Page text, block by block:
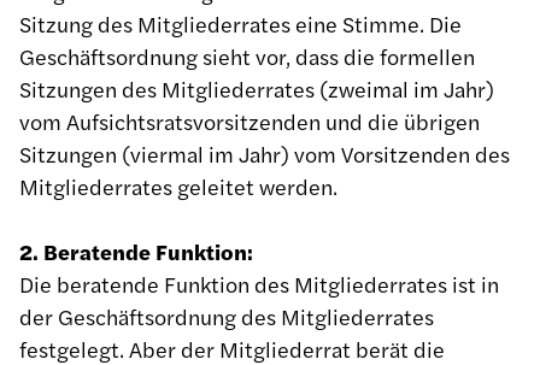
Sitzung des Mitgliederrates eine Stimme. Die
Geschäftsordnung sieht vor, dass die formellen
Sitzungen des Mitgliederrates (zweimal im Jahr)
vom Aufsichtsratsvorsitzenden und die übrigen
Sitzungen (viermal im Jahr) vom Vorsitzenden des
Mitgliederrates geleitet werden.
2. Beratende Funktion:
Die beratende Funktion des Mitgliederrates ist in
der Geschäftsordnung des Mitgliederrates
festgelegt. Aber der Mitgliederrat berät die